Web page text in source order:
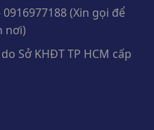
0916977188 (Xin gọi để
nơi)
Sở KHĐT TP HCM cấp